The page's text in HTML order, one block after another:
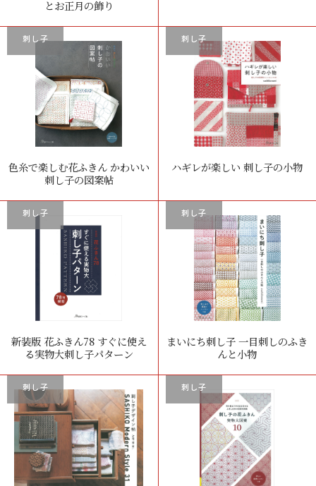
とお正月の飾り
刺し子
色糸で楽しむ花ふきん かわいい
刺し子の図案帖
刺し子
ハギレが楽しい 刺し子の小物
刺し子
新装版 花ふきん78 すぐに使え
る実物大刺し子パターン
刺し子
まいにち刺し子 一目刺しのふき
んと小物
刺し子 刺し子